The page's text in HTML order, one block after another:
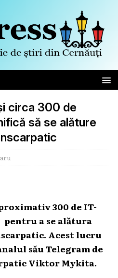
circa 300 de
să se alăture
300 de IT-
a se alătura
Acest lucru
său Telegram de
Viktor Mykita.